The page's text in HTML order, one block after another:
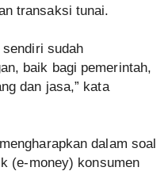
transaksi tunai.
sudah
baik bagi pemerintah,
dan jasa,” kata
dalam soal
(e-money) konsumen